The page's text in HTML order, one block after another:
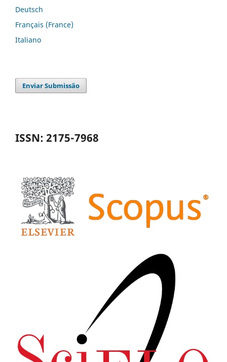
Deutsch
Français (France)
Italiano
Enviar Submissão
ISSN: 2175-7968